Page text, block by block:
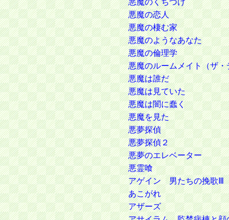
悪魔のくちづけ
悪魔の恋人
悪魔の棲む家
悪魔のようなあなた
悪魔の倫理学
悪魔のルームメイト（ザ
悪魔は誰だ
悪魔は見ていた
悪魔は闇に蠢く
悪魔を見た
悪夢探偵
悪夢探偵２
悪夢のエレベーター
悪霊喰
アゲイン 男たちの挽歌Ⅲ
あこがれ
アザーズ